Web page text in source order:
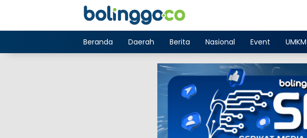
Beranda Daerah Berita Nasional Event UMKM